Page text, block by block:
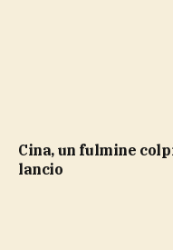
Cina, un fulmine colpisce il razzo poco dopo il
lancio